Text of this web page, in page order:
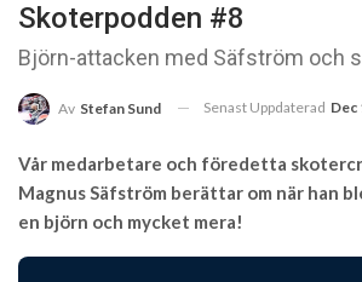
Skoterpodden #8
Björn-attacken med Säfström och
Av Stefan Sund Senast Uppdaterad Dec
Vår medarbetare och föredetta
Magnus Säfström berättar om när han
en björn och mycket mera!